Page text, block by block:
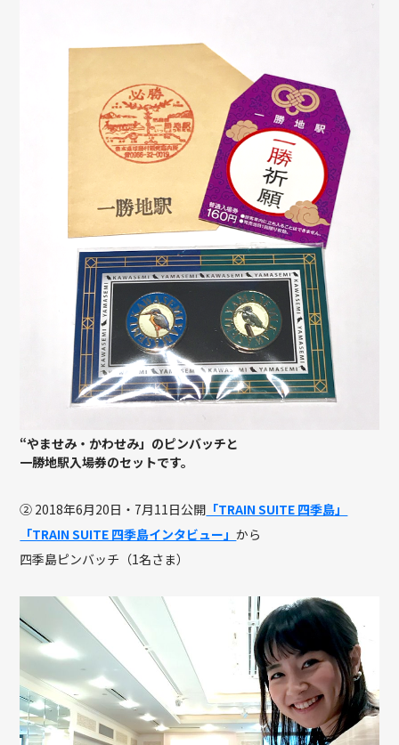
“やませみ・かわせみ」のピンバッチと
一勝地駅入場券のセットです。
② 2018年6月20日・7月11日公開 「TRAIN SUITE 四季島」
「TRAIN SUITE 四季島インタビュー」から
四季島ピンバッチ（1名さま）